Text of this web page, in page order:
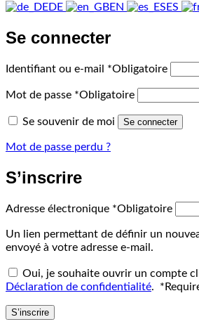
DE
EN ES
Se connecter
Identifiant ou e-mail *Obligatoire
Mot de passe *Obligatoire
Se souvenir de moi Se connecter
Mot de passe perdu ?
S’inscrire
Adresse électronique *Obligatoire
Un lien permettant de définir un
envoyé à votre adresse e-mail.
Oui, je souhaite ouvrir un compte
Déclaration de confidentialité. *
S’inscrire